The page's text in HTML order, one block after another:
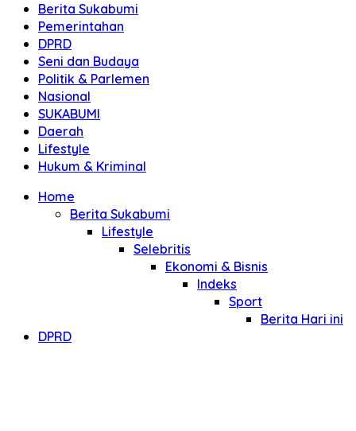
Berita Sukabumi
Pemerintahan
DPRD
Seni dan Budaya
Politik & Parlemen
Nasional
SUKABUMI
Daerah
Lifestyle
Hukum & Kriminal
Home
Berita Sukabumi
Lifestyle
Selebritis
Ekonomi & Bisnis
Indeks
Sport
Berita Hari ini
DPRD